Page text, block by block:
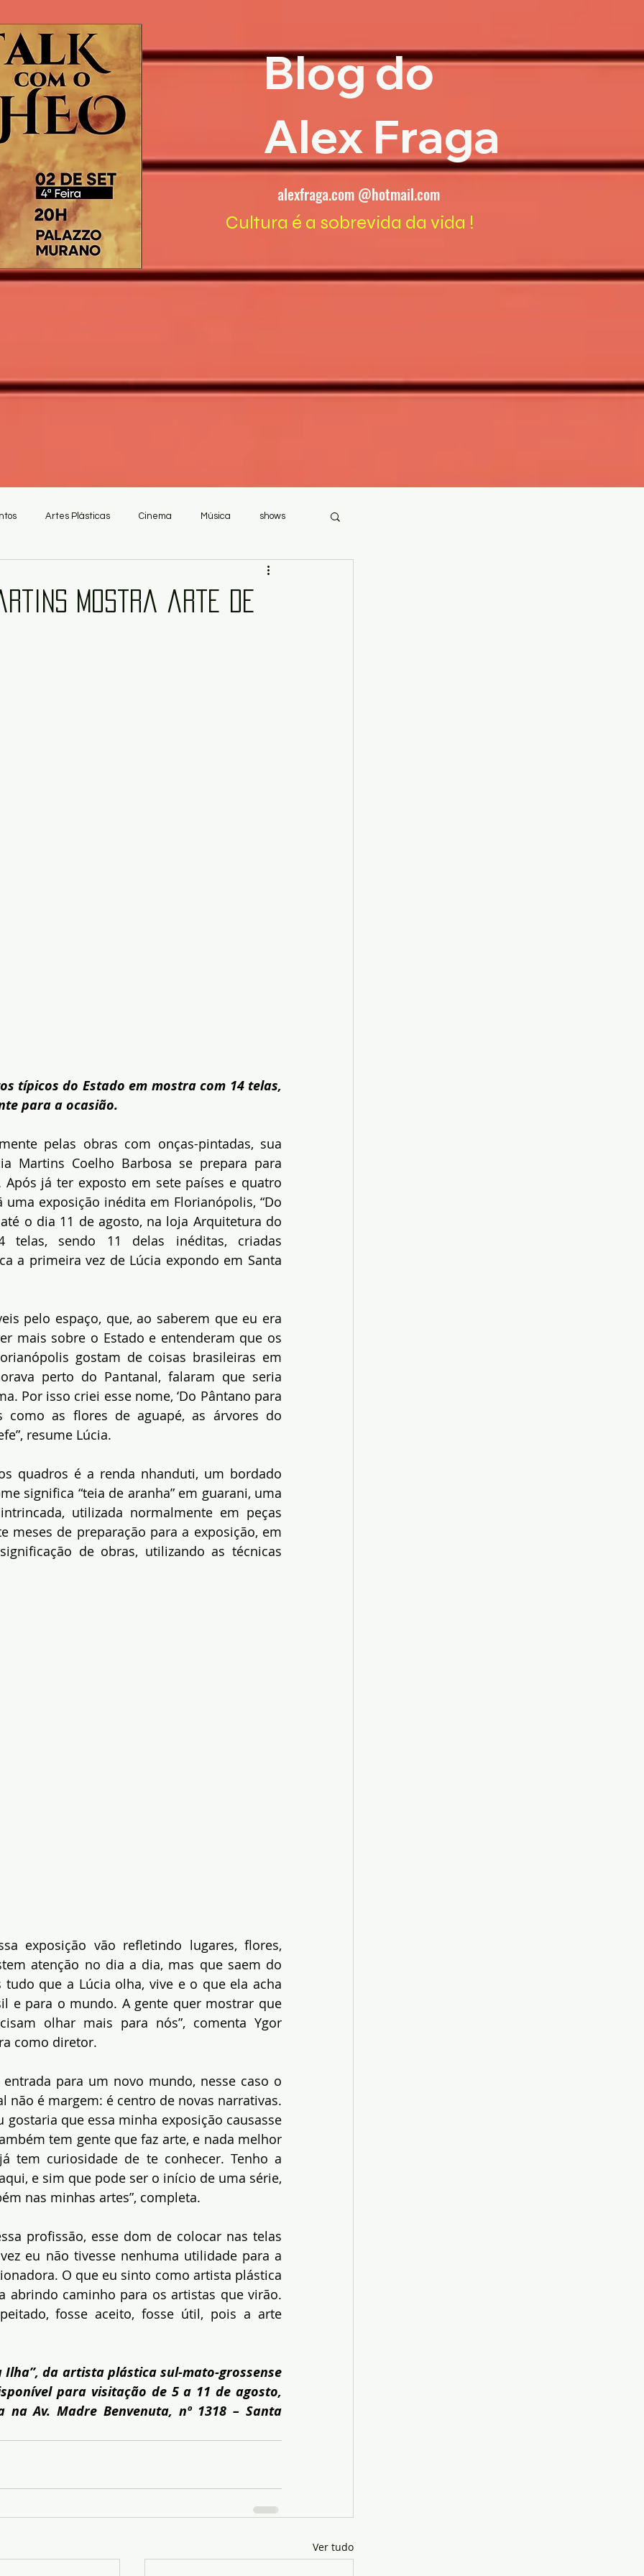
Blog do
Alex Fraga
alexfraga.com @hotmail.com
Cultura é a sobrevida da vida !
Artes Plásticas Cinema Música shows
mostra arte de
típicos do Estado em mostra com 14 telas,
para a ocasião.
pelas obras com onças-pintadas, sua
Martins Coelho Barbosa se prepara para
já ter exposto em sete países e quatro
exposição inédita em Florianópolis, “Do
o dia 11 de agosto, na loja Arquitetura do
sendo 11 delas inéditas, criadas
a primeira vez de Lúcia expondo em Santa
pelo espaço, que, ao saberem que eu era
mais sobre o Estado e entenderam que os
gostam de coisas brasileiras em
perto do Pantanal, falaram que seria
Por isso criei esse nome, ‘Do Pântano para
como as flores de aguapé, as árvores do
resume Lúcia.
quadros é a renda nhanduti, um bordado
significa “teia de aranha” em guarani, uma
utilizada normalmente em peças
meses de preparação para a exposição, em
de obras, utilizando as técnicas
exposição vão refletindo lugares, flores,
atenção no dia a dia, mas que saem do
que a Lúcia olha, vive e o que ela acha
e para o mundo. A gente quer mostrar que
olhar mais para nós”, comenta Ygor
como diretor.
para um novo mundo, nesse caso o
não é margem: é centro de novas narrativas.
que essa minha exposição causasse
tem gente que faz arte, e nada melhor
tem curiosidade de te conhecer. Tenho a
e sim que pode ser o início de uma série,
nas minhas artes”, completa.
profissão, esse dom de colocar nas telas
eu não tivesse nenhuma utilidade para a
O que eu sinto como artista plástica
abrindo caminho para os artistas que virão.
fosse aceito, fosse útil, pois a arte
Ilha”, da artista plástica sul-mato-grossense
para visitação de 5 a 11 de agosto,
Av. Madre Benvenuta, nº 1318 – Santa
Ver tudo